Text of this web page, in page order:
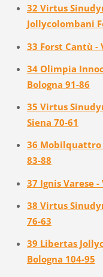
32 Virtus
Jollycolombani
33 Forst Cantù -
34 Olimpia
Bologna 91-86
35 Virtus
Siena 70-61
36 Mobilquattro
83-88
37 Ignis Varese
38 Virtus
76-63
39 Libertas
Bologna 104-95